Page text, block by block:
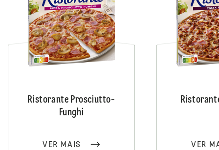
Ristorante Prosciutto-
Funghi
VER MAIS VER